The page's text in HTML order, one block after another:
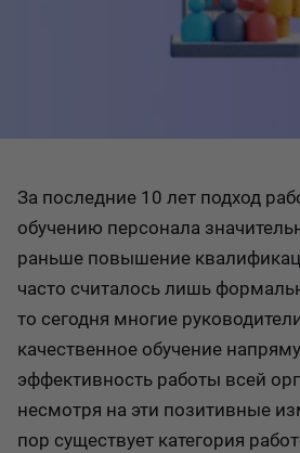
За последние 10 лет подход
обучению персонала
раньше повышение
часто считалось лишь
то сегодня многие
качественное обучение
эффективность работы всей
несмотря на эти позитивные
пор существует категория